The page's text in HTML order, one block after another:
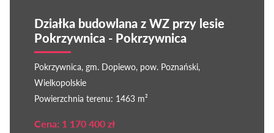
Działka budowlana z WZ przy lesie
Pokrzywnica - Pokrzywnica
Pokrzywnica, gm. Dopiewo, pow. Poznański,
Wielkopolskie
Powierzchnia terenu: 1463 m²
Cena: 1 170 400 zł